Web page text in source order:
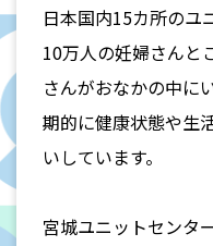
日本国内15カ所のユ
10万人の妊婦さんと
さんがおなかの中に
期的に健康状態や生
いしています。
宮城ユニットセンタ